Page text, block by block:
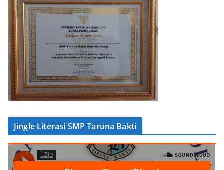
Jingle Literasi SMP Taruna Bakti